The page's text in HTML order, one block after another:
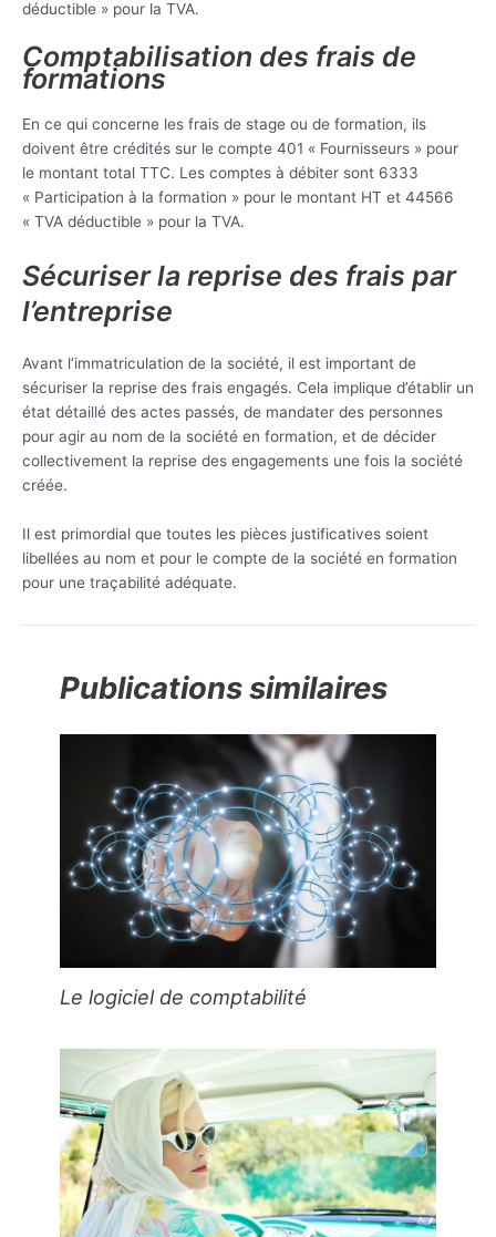
déductible » pour la TVA.
Comptabilisation des frais de
formations
En ce qui concerne les frais de stage ou de formation, ils
doivent être crédités sur le compte 401 « Fournisseurs » pour
le montant total TTC. Les comptes à débiter sont 6333
« Participation à la formation » pour le montant HT et 44566
« TVA déductible » pour la TVA.
Sécuriser la reprise des frais par
l’entreprise
Avant l’immatriculation de la société, il est important de
sécuriser la reprise des frais engagés. Cela implique d’établir un
état détaillé des actes passés, de mandater des personnes
pour agir au nom de la société en formation, et de décider
collectivement la reprise des engagements une fois la société
créée.
Il est primordial que toutes les pièces justificatives soient
libellées au nom et pour le compte de la société en formation
pour une traçabilité adéquate.
Publications similaires
Le logiciel de comptabilité